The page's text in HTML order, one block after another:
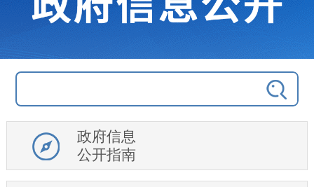
政府信息
公开指南